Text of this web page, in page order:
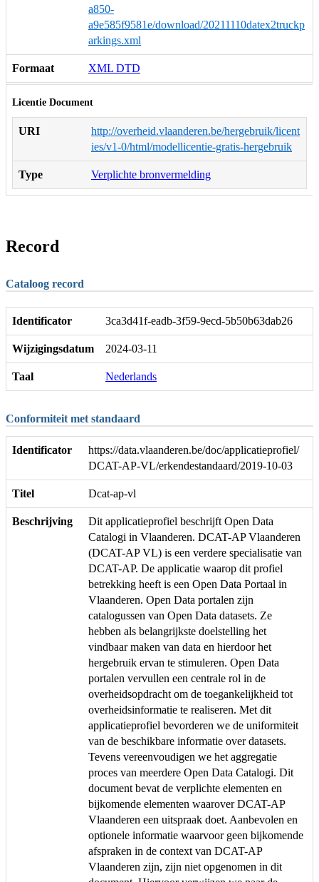
a850-
a9e585f9581e/download/20211110datex2truckp
arkings.xml
Formaat XML DTD
Licentie Document
URI
http://overheid.vlaanderen.be/hergebruik/licent
ies/v1-0/html/modellicentie-gratis-hergebruik
Type Verplichte bronvermelding
Record
Cataloog record
Identificator 3ca3d41f-eadb-3f59-9ecd-5b50b63dab26
Wijzigingsdatum 2024-03-11
Taal Nederlands
Conformiteit met standaard
Identificator
https://data.vlaanderen.be/doc/applicatieprofiel/
DCAT-AP-VL/erkendestandaard/2019-10-03
Titel Dcat-ap-vl
Beschrijving
Dit applicatieprofiel beschrijft Open Data
Catalogi in Vlaanderen. DCAT-AP Vlaanderen
(DCAT-AP VL) is een verdere specialisatie van
DCAT-AP. De applicatie waarop dit profiel
betrekking heeft is een Open Data Portaal in
Vlaanderen. Open Data portalen zijn
catalogussen van Open Data datasets. Ze
hebben als belangrijkste doelstelling het
vindbaar maken van data en hierdoor het
hergebruik ervan te stimuleren. Open Data
portalen vervullen een centrale rol in de
overheidsopdracht om de toegankelijkheid tot
overheidsinformatie te realiseren. Met dit
applicatieprofiel bevorderen we de uniformiteit
van de beschikbare informatie over datasets.
Tevens vereenvoudigen we het aggregatie
proces van meerdere Open Data Catalogi. Dit
document bevat de verplichte elementen en
bijkomende elementen waarover DCAT-AP
Vlaanderen een uitspraak doet. Aanbevolen en
optionele informatie waarvoor geen bijkomende
afspraken in de context van DCAT-AP
Vlaanderen zijn, zijn niet opgenomen in dit